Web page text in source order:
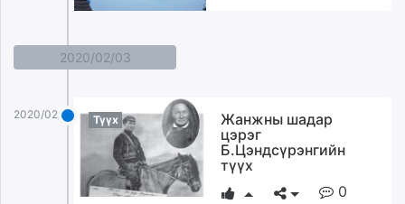
2020/02/03
2020/02/03 Түүх
Жанжны шадар
цэрэг
Б.Цэндсүрэнгийн
түүх
0